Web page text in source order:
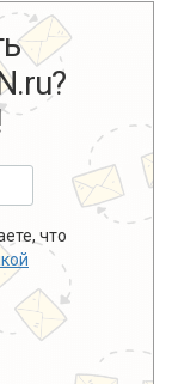
что